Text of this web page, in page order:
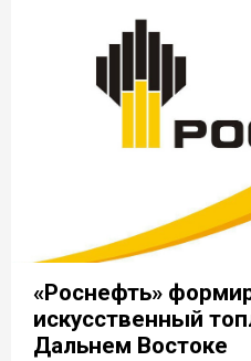
«Роснефть»
искусственный
Дальнем Востоке